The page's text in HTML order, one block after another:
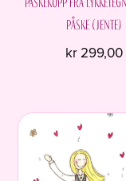
Påskekopp fra
påske (Jente)
kr 299,00